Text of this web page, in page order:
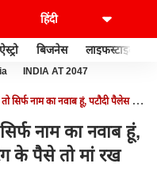
ऐस्ट्रो बिजनेस लाइफस्टाइल
INDIA AT 2047
सिर्फ नाम का नवाब हूं, पटौदी पैलेस में
नाम का नवाब हूं,
के पैसे तो मां रख